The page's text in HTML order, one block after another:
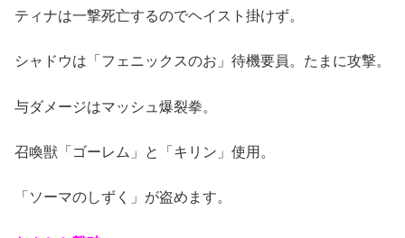
ティナは一撃死亡するのでヘイスト掛けず。
シャドウは「フェニックスのお」待機要員。たまに攻撃。
与ダメージはマッシュ爆裂拳。
召喚獣「ゴーレム」と「キリン」使用。
「ソーマのしずく」が盗めます。